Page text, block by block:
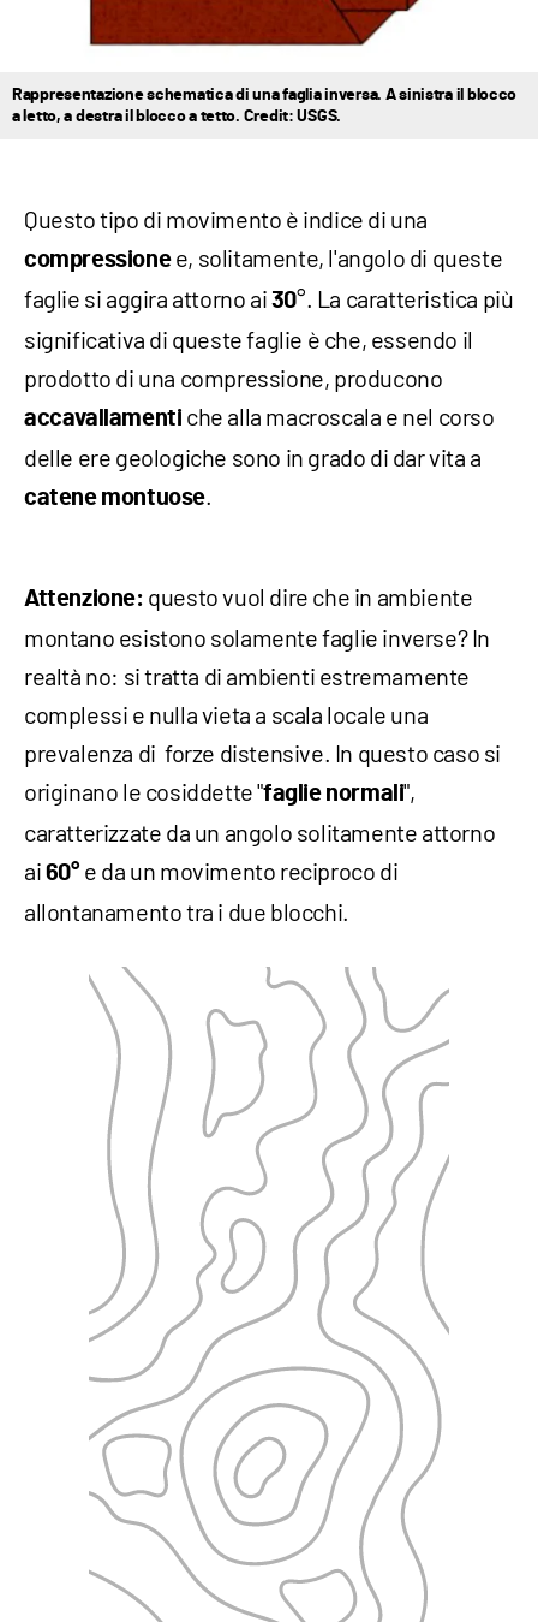
Rappresentazione schematica di una faglia inversa. A sinistra il blocco
a letto, a destra il blocco a tetto. Credit: USGS.
Questo tipo di movimento è indice di una
compressionee, solitamente, l'angolo di queste
faglie si aggira attorno ai 30°. La caratteristica più
significativa di queste faglie è che, essendo il
prodotto di una compressione, producono
accavallamenti che alla macroscala e nel corso
delle ere geologiche sono in grado di dar vita a
catene montuose.
Attenzione: questo vuol dire che in ambiente
montano esistono solamente faglie inverse? In
realtà no: si tratta di ambienti estremamente
complessi e nulla vieta a scala locale una
prevalenza di forze distensive. In questo caso si
originano le cosiddette "faglie normali",
caratterizzate da un angolo solitamente attorno
ai 60°e da un movimento reciproco di
allontanamento tra i due blocchi.